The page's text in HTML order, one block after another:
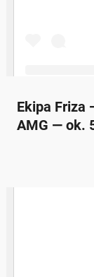
Ekipa Friza
AMG — ok.